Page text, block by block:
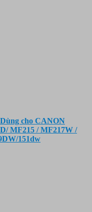
cho CANON
MF215 / MF217W /
151dw